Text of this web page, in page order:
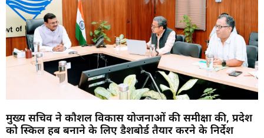
मुख्य सचिव ने कौशल विकास योजनाओं की समीक्षा की, प्रदेश
को स्किल हब बनाने के लिए डैशबोर्ड तैयार करने के निर्देश